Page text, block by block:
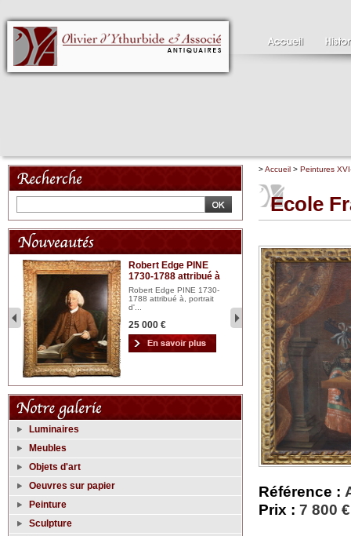
Robert Edge PINE
1730-1788 attribué à
Robert Edge PINE 1730-
1788 attribué à, portrait
d'...
25 000 € 2
Luminaires
Meubles
Objets d'art
Oeuvres sur papier
Peinture
Sculpture
>Accueil > Peintures
Ecole
Référence :
Prix : 7 800 €